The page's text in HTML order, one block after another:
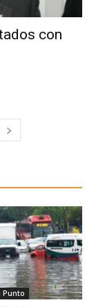
con
Punto